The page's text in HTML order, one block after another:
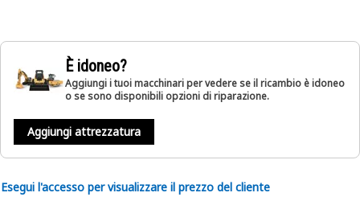
È idoneo?
Aggiungi i tuoi macchinari per vedere se il ricambio è idoneo
o se sono disponibili opzioni di riparazione.
Aggiungi attrezzatura
Esegui l'accesso per visualizzare il prezzo del cliente